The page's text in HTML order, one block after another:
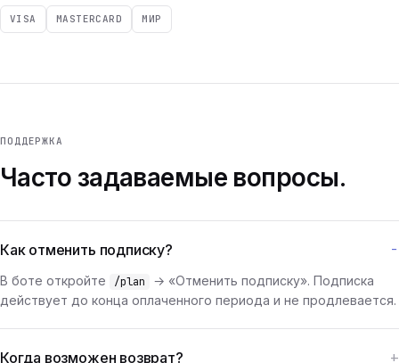
VISA MASTERCARD МИР
ПОДДЕРЖКА
Часто задаваемые вопросы.
Как отменить подписку?
В боте откройте /plan
→ «Отменить подписку». Подписка
действует до конца оплаченного периода и не продлевается.
Когда возможен возврат?